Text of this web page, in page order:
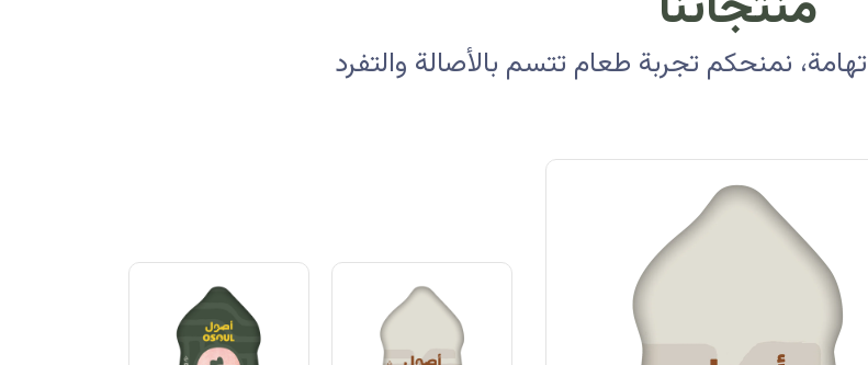
نمنحكم تجربة طعام تتسم بالأصالة والتفرد